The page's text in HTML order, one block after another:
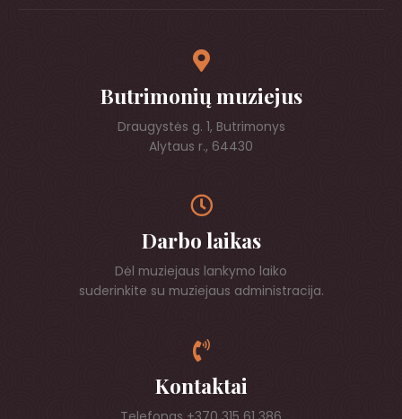
Butrimonių muziejus
Draugystės g. 1, Butrimonys
Alytaus r., 64430
Darbo laikas
Dėl muziejaus lankymo laiko
suderinkite su muziejaus administracija.
Kontaktai